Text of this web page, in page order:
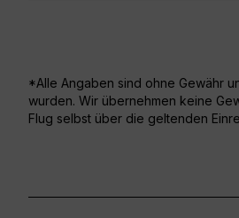
*Alle Angaben sind ohne Gewähr
wurden. Wir übernehmen keine
Flug selbst über die geltenden